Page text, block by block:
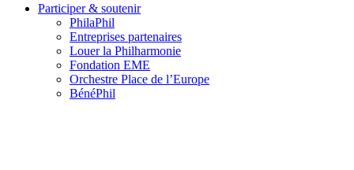
Participer & soutenir
PhilaPhil
Entreprises partenaires
Louer la Philharmonie
Fondation EME
Orchestre Place de l’Europe
BénéPhil